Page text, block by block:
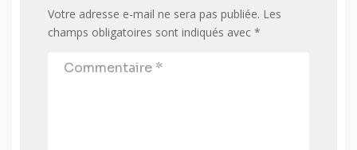
Votre adresse e-mail ne sera pas publiée. Les
champs obligatoires sont indiqués avec *